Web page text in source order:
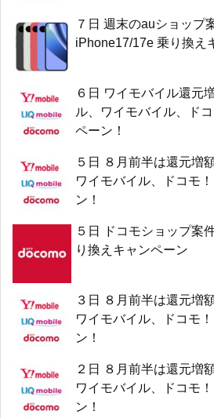
７日 週末のauショップ
iPhone17/17e 乗り換え
６日 ワイモバイル還元
ル、ワイモバイル、ド
ペーン！
５日 ８月前半は還元増
ワイモバイル、ドコモ
ン！
５日 ドコモショップ案
り換えキャンペーン
３日 ８月前半は還元増
ワイモバイル、ドコモ
ン！
２日 ８月前半は還元増
ワイモバイル、ドコモ
ン！